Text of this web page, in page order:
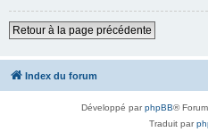
Retour à la page précédente
Index du forum
Développé parphpBB®
Traduit par